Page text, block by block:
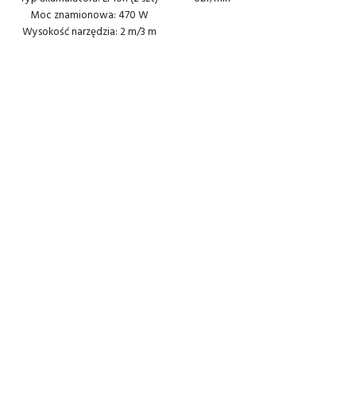
Moc znamionowa: 470 W
Wysokość narzędzia: 2 m/3 m